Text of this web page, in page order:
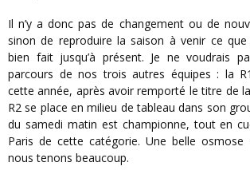
Il n’y a donc pas de changement ou de nouveau virage en vue,
sinon de reproduire la saison à venir ce
bien fait jusqu’à présent. Je ne voudrais
parcours de nos trois autres équipes : la
cette année, après avoir remporté le titre de
R2 se place en milieu de tableau dans son
du samedi matin est championne, tout en
Paris de cette catégorie. Une belle osmose
nous tenons beaucoup.